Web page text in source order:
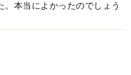
本当によかったのでしょう